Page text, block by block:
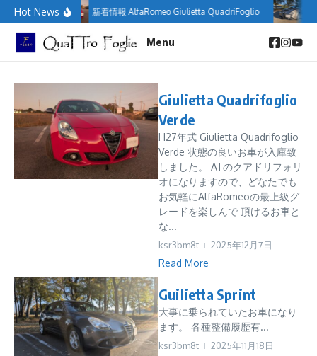
コンテンツへスキップ
Hot News 新着情報 AlfaRomeo Giulietta QuadriFoglio
Menu
Giulietta Quadrifoglio
Verde
H27年式 Giulietta Quadrifoglio
Verde 状態の良いお車が入庫致
しました。 ATのクアドリフォリ
オになりますので、どなたでも
お気軽にAlfaRomeoの最上級グ
レードを楽しんで 頂けるお車と
な...
ksr3bm8t 2025年12月7日
Read More
Guilietta Sprint
大事に乗られていたお車になり
ます。 各種整備履歴有...
ksr3bm8t 2025年11月18日